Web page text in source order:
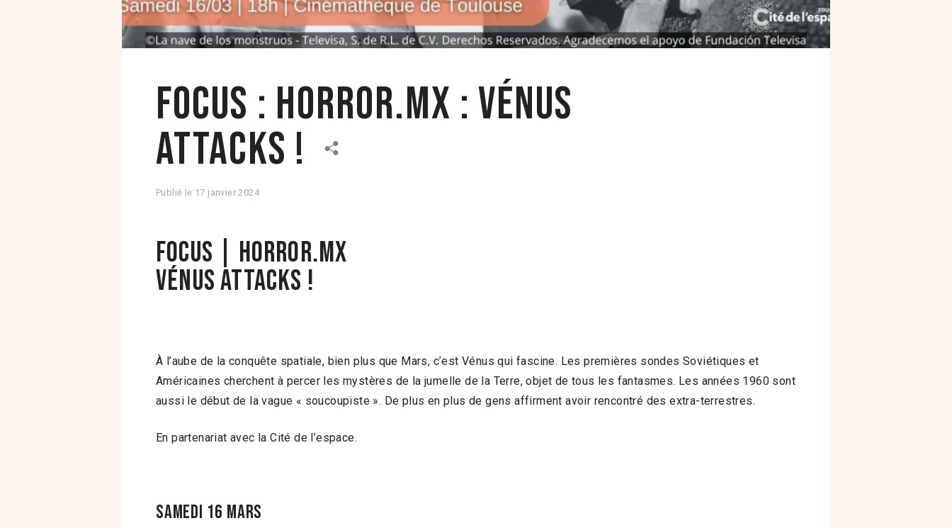
Focus : Horror.mx : Vénus
attacks !
Publié le 17 janvier 2024
FOCUS | HORROR.MX
VÉNUS ATTACKS !
À l’aube de la conquête spatiale, bien plus que Mars, c’est Vénus qui fascine. Les premières sondes Soviétiques et
Américaines cherchent à percer les mystères de la jumelle de la Terre, objet de tous les fantasmes. Les années 1960 sont
aussi le début de la vague « soucoupiste ». De plus en plus de gens affirment avoir rencontré des extra-terrestres.
En partenariat avec la Cité de l’espace.
Samedi 16 mars